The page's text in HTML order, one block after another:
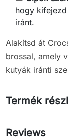
hogy
iránt.
Alakítsd át
brossal, amely
kutyák iránti
Termék
Reviews